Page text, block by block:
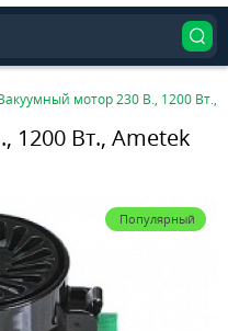
мотор 230 В., 1200 Вт.,
1200 Вт., Ametek
Популярный